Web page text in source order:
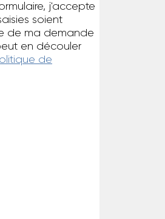
j'accepte
soient
de ma demande
en découler
de